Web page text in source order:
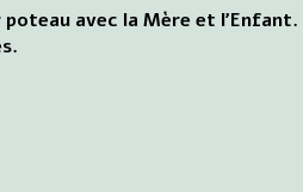
poteau avec la Mère et